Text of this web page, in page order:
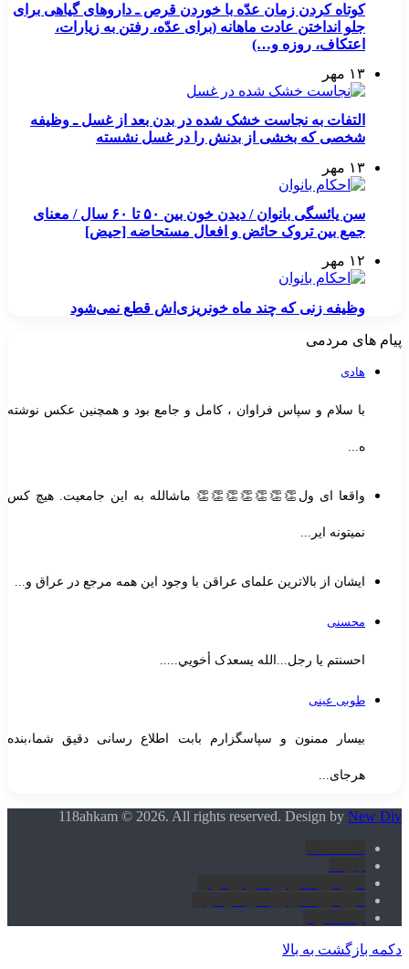
کوتاه کردن زمان عدّه با خوردن قرص ـ داروهای گیاهی برای
جلو انداختن عادت ماهانه (برای عدّه، رفتن به زیارات،
اعتکاف، روزه و…)
۱۳ مهر
التفات به نجاست خشک شده در بدن بعد از غسل ـ وظیفه
شخصی که بخشی از بدنش را در غسل نشسته
۱۳ مهر
سن یائسگی بانوان / دیدن خون بین ۵۰ تا ۶۰ سال / معنای
جمع بین تروک حائض و افعال مستحاضه [حیض]
۱۲ مهر
وظیفه زنی که چند ماه خونریزی‌اش قطع نمی‌شود
پیام های مردمی
هادی
با سلام و سپاس فراوان ، کامل و جامع بود و همچنین عکس نوشته
ه...
واقعا ای ول👏👏👏👏👏👏👏 ماشالله به این جامعیت. هیچ کس
نمیتونه ایر...
ایشان از بالاترین علمای عراقن با وجود این همه مرجع در عراق و...
محسنی
احسنتم یا رجل...الله یسعدک أخويي.....
طوبی عینی
بیسار ممنون و سپاسگزارم بابت اطلاع رسانی دقیق شما،بنده
هرجای...
118ahkam © 2026. All rights reserved. Design by New Div
دکمه بازگشت به بالا